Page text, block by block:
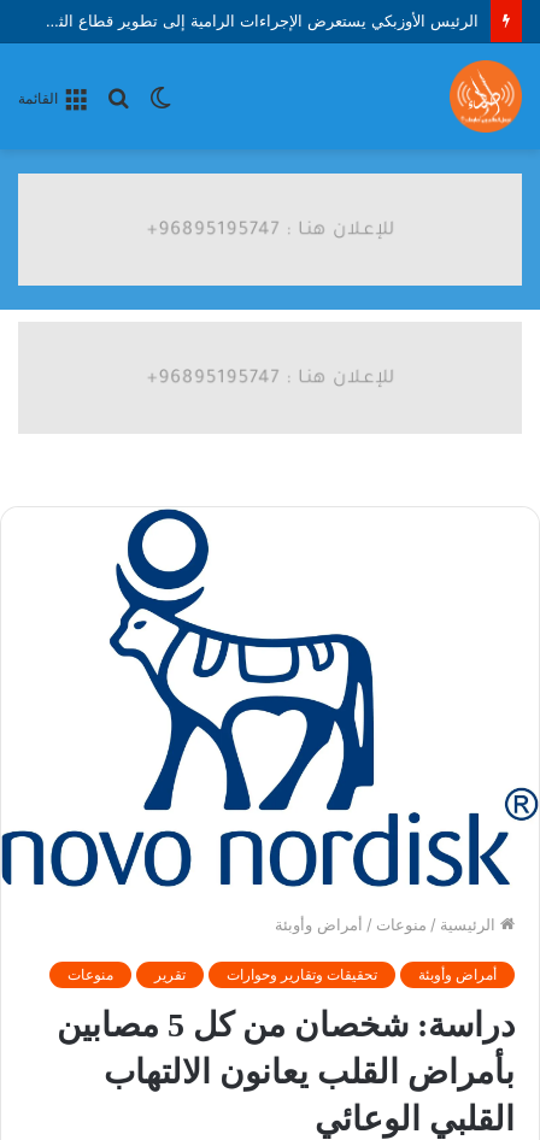
الرئيس الأوزبكي يستعرض الإجراءات الرامية إلى تطوير قطاع الثروة الحيوانية والدواجن
القائمة
بحث الوضع
الرئيسية / منوعات / أمراض وأوبئة
أمراض وأوبئة تحقيقات وتقارير وحوارات تقرير منوعات
دراسة: شخصان من كل 5 مصابين
بأمراض القلب يعانون الالتهاب
القلبي الوعائي